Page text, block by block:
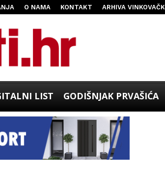
O NAMA KONTAKT ARHIVA
LIST GODIŠNJAK PRVAŠIĆA